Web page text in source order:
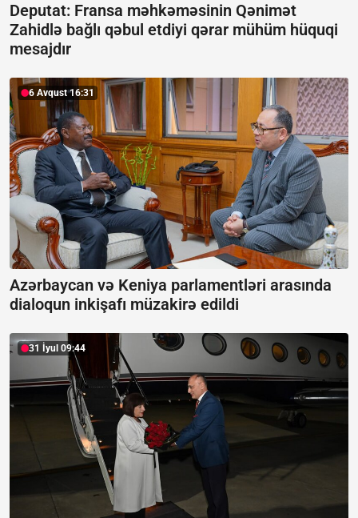
Deputat: Fransa məhkəməsinin Qənimət
Zahidlə bağlı qəbul etdiyi qərar mühüm hüquqi
mesajdır
6 Avqust 16:31
Azərbaycan və Keniya parlamentləri arasında
dialoqun inkişafı müzakirə edildi
31 İyul 09:44